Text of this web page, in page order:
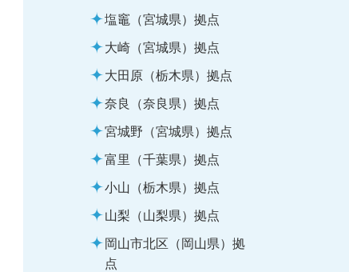
塩竈（宮城県）拠点
大崎（宮城県）拠点
大田原（栃木県）拠点
奈良（奈良県）拠点
宮城野（宮城県）拠点
富里（千葉県）拠点
小山（栃木県）拠点
山梨（山梨県）拠点
岡山市北区（岡山県）拠
点